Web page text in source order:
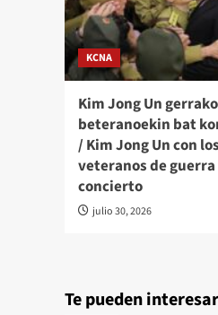
KCNA
Kim Jong Un gerrako
beteranoekin bat
/ Kim Jong Un con los
veteranos de guerra
concierto
julio 30, 2026
Te pueden interesar